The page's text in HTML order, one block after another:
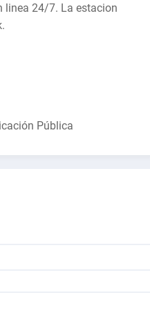
linea 24/7. La estacion
Pública